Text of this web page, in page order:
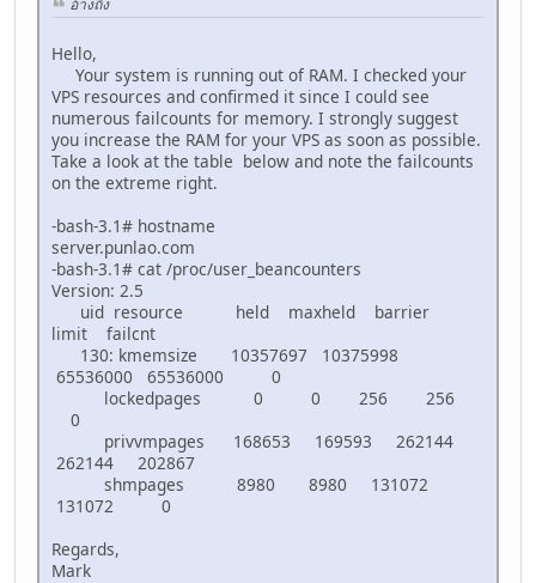
อ้างถึง
Hello,
Your system is running out of RAM. I checked your
VPS resources and confirmed it since I could see
numerous failcounts for memory. I strongly suggest
you increase the RAM for your VPS as soon as possible.
Take a look at the table below and note the failcounts
on the extreme right.
-bash-3.1# hostname
server.punlao.com
-bash-3.1# cat /proc/user_beancounters
Version: 2.5
uid resource held maxheld barrier
limit failcnt
130: kmemsize 10357697 10375998
65536000 65536000 0
lockedpages 0 0 256 256
0
privvmpages 168653 169593 262144
262144 202867
shmpages 8980 8980 131072
131072 0
Regards,
Mark